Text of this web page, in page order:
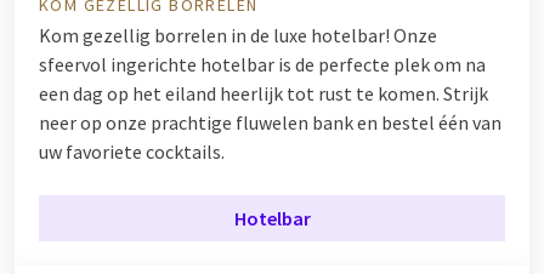
KOM GEZELLIG BORRELEN
Kom gezellig borrelen in de luxe hotelbar! Onze
sfeervol ingerichte hotelbar is de perfecte plek om na
een dag op het eiland heerlijk tot rust te komen. Strijk
neer op onze prachtige fluwelen bank en bestel één van
uw favoriete cocktails.
Hotelbar